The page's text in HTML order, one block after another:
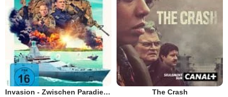
Invasion - Zwischen Paradies und Inferno The Crash